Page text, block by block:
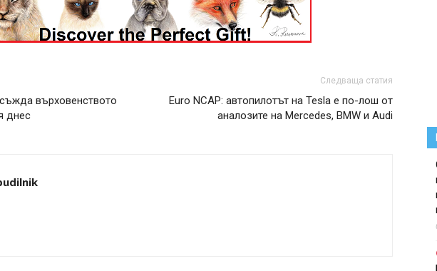
върховенството
днес
Следваща статия
Euro NCAP: автопилотът на Tesla е по-лош от
аналозите на Mercedes, BMW и Audi